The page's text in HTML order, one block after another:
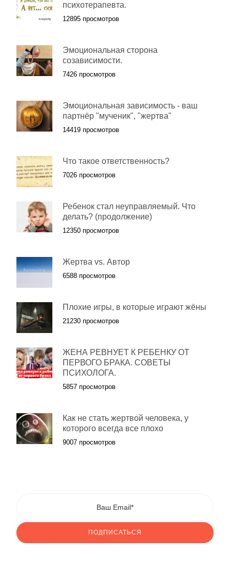
психотерапевта.
12895 просмотров
Эмоциональная сторона
созависимости.
7426 просмотров
Эмоциональная зависимость - ваш
партнёр "мученик", "жертва"
14419 просмотров
Что такое ответственность?
7026 просмотров
Ребенок стал неуправляемый. Что
делать? (продолжение)
12350 просмотров
Жертва vs. Автор
6588 просмотров
Плохие игры, в которые играют жёны
21230 просмотров
ЖЕНА РЕВНУЕТ К РЕБЕНКУ ОТ
ПЕРВОГО БРАКА. СОВЕТЫ
ПСИХОЛОГА.
5857 просмотров
Как не стать жертвой человека, у
которого всегда все плохо
9007 просмотров
ПОДПИСАТЬСЯ